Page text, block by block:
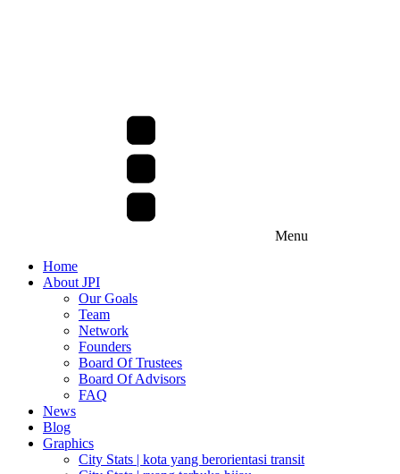
Menu
Home
About JPI
Our Goals
Team
Network
Founders
Board Of Trustees
Board Of Advisors
FAQ
News
Blog
Graphics
City Stats | kota yang berorientasi transit